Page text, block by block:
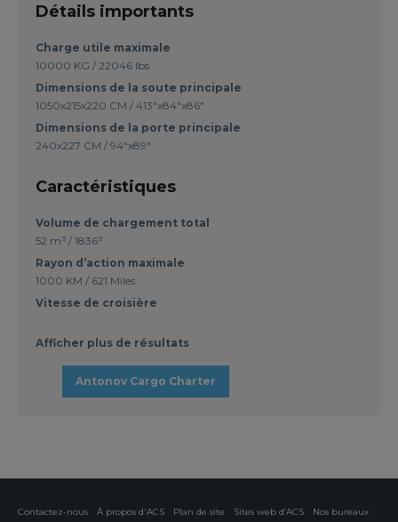
Détails importants
Charge utile maximale
10000 KG / 22046 lbs
Dimensions de la soute principale
1050x215x220 CM / 413"x84"x86"
Dimensions de la porte principale
240x227 CM / 94"x89"
Caractéristiques
Volume de chargement total
52 m³ / 1836³
Rayon d’action maximale
1000 KM / 621 Miles
Vitesse de croisière
Afficher plus de résultats
Antonov Cargo Charter
Contactez-nous À propos d'ACS Plan de site Sites web d’ACS
Nos bureaux